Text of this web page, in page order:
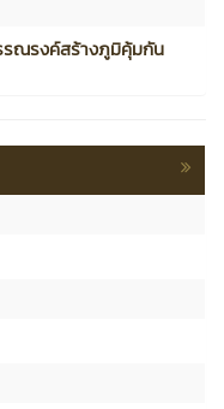
รณรงค์สร้างภูมิคุ้มกัน